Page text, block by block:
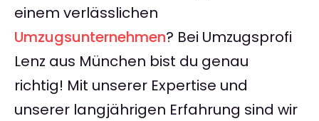
einem verlässlichen
Umzugsunternehmen? Bei Umzugsprofi
Lenz aus München bist du genau
richtig! Mit unserer Expertise und
unserer langjährigen Erfahrung sind wir